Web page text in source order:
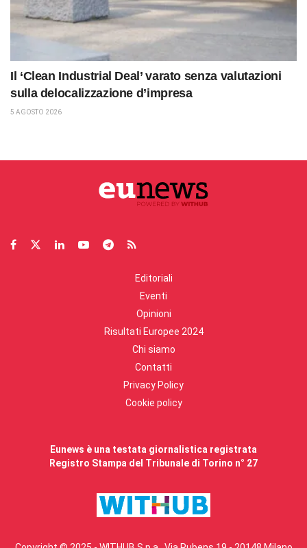
Il ‘Clean Industrial Deal’ varato senza valutazioni
sulla delocalizzazione d’impresa
5 AGOSTO 2026
Editoriali
Eventi
Opinioni
Risultati Europee 2024
Chi siamo
Contatti
Privacy Policy
Cookie policy
Eunews è una testata giornalistica registrata
Registro Stampa del Tribunale di Torino n° 27